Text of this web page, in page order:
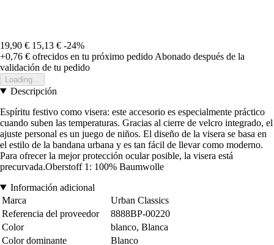
19,90 € 15,13 € -24%
+0,76 € ofrecidos en tu próximo pedido Abonado después de la
validación de tu pedido
Loading...
Descripción
Espíritu festivo como visera: este accesorio es especialmente práctico
cuando suben las temperaturas. Gracias al cierre de velcro integrado, el
ajuste personal es un juego de niños. El diseño de la visera se basa en
el estilo de la bandana urbana y es tan fácil de llevar como moderno.
Para ofrecer la mejor protección ocular posible, la visera está
precurvada.Oberstoff 1: 100% Baumwolle
Información adicional
Marca
Urban Classics
Referencia del proveedor
8888BP-00220
Color
blanco, Blanca
Color dominante
Blanco